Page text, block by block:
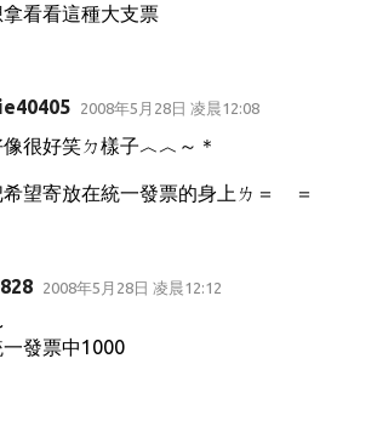
看看這種大支票
2008年5月28日 凌晨12:08
很好笑ㄉ樣子︿︿～＊
希望寄放在統一發票的身上ㄌ＝ ＝
2008年5月28日 凌晨12:12
發票中1000